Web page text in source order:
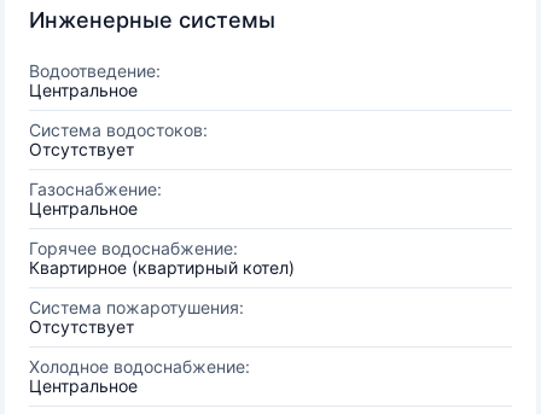
Инженерные системы
Водоотведение:
Центральное
Система водостоков:
Отсутствует
Газоснабжение:
Центральное
Горячее водоснабжение:
Квартирное (квартирный котел)
Система пожаротушения:
Отсутствует
Холодное водоснабжение:
Центральное